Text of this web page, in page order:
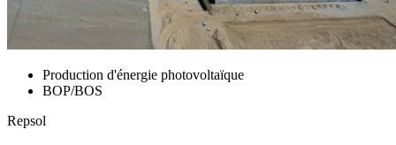
Production d'énergie photovoltaïque
BOP/BOS
Repsol